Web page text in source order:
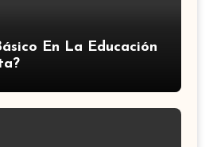
En La Educación